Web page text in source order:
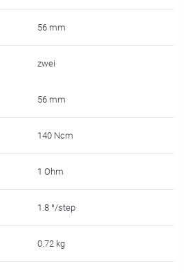
56 mm
zwei
56 mm
140 Ncm
1 Ohm
1.8 °/step
0.72 kg